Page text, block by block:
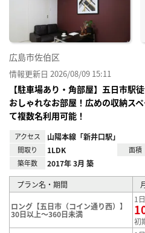
広島市佐伯区
情報更新日 2026/08/09 15:11
【駐車場あり・角部屋】五日市駅
おしゃれなお部屋！広めの収納ス
て複数名利用可能！
アクセス 山陽本線「新井口駅」
間取り 1LDK 面積
築年数 2017年 3月 築
プラン名・期間
ロング【五日市（コイン通り西）】
30日以上～360日未満
1
初